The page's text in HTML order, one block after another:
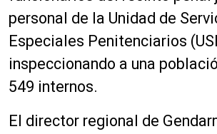
personal de la Unidad de
Especiales Penitenciarios
inspeccionando a una
549 internos.
El director regional de